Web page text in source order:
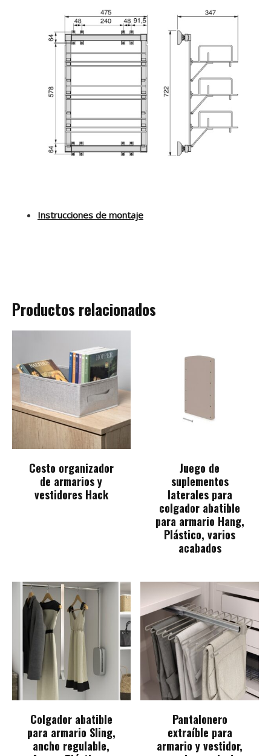
Instrucciones de montaje
Productos relacionados
Cesto organizador
de armarios y
vestidores Hack
Juego de
suplementos
laterales para
colgador abatible
para armario Hang,
Plástico, varios
acabados
Colgador abatible
para armario Sling,
ancho regulable,
Pantalonero
extraíble para
armario y vestidor,